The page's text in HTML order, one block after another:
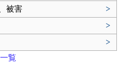
被害
>
>
>
一覧